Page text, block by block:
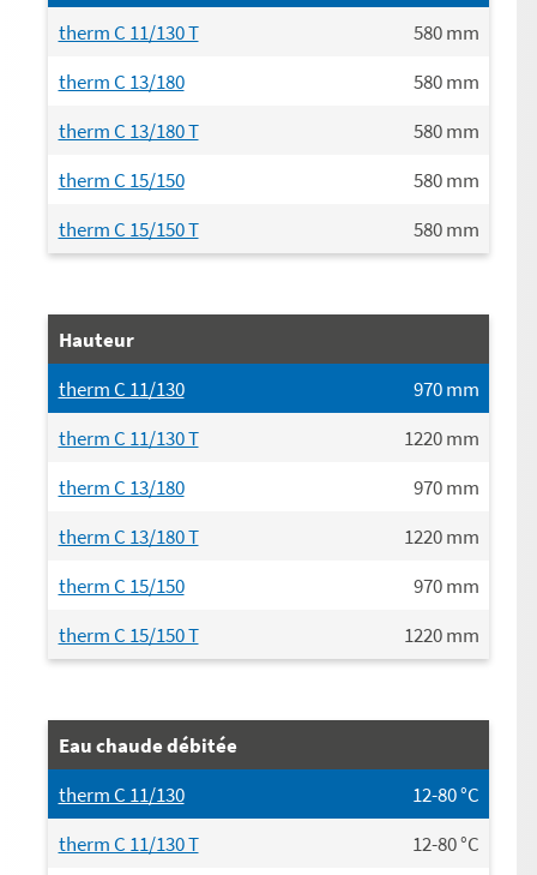
therm C 11/130 T
580mm
therm C 13/180
580mm
therm C 13/180 T
580mm
therm C 15/150
580mm
therm C 15/150 T
580mm
Hauteur
therm C 11/130
970mm
therm C 11/130 T
1220mm
therm C 13/180
970mm
therm C 13/180 T
1220mm
therm C 15/150
970mm
therm C 15/150 T
1220mm
Eau chaude débitée
therm C 11/130
12-80°C
therm C 11/130 T
12-80°C